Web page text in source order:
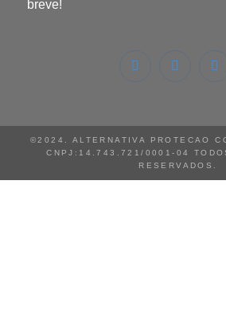
breve!
©2024. ALTERNATIVA PROTECAO
CNPJ:14.743.721/0001-04
RESERVADOS.